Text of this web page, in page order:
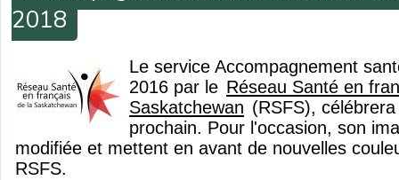
2018
Le service Accompagnement
2016 par le Réseau Santé en
Saskatchewan (RSFS),
prochain. Pour l'occasion, son
modifiée et mettent en avant de nouvelles
RSFS.